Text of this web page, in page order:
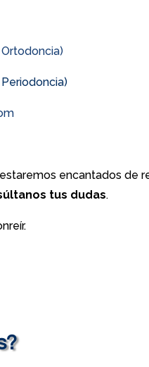
estaremos encantados de
tus dudas.